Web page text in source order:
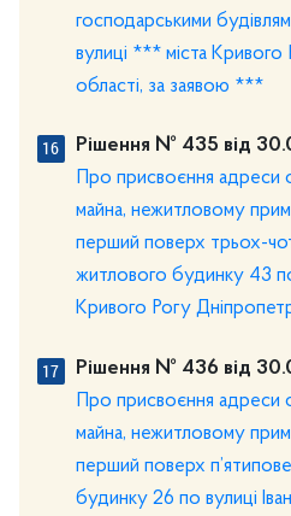
господарськими
вулиці *** міста Кривого
області, за заявою ***
Рішення № 435 від
Про присвоєння адреси
майна, нежитловому
перший поверх трьох-
житлового будинку 43 по
Кривого Рогу
Рішення № 436 від
Про присвоєння адреси
майна, нежитловому
перший поверх
будинку 26 по вулиці